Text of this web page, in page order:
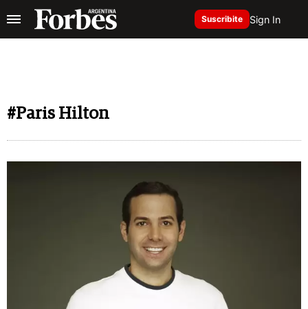
Suscribite Sign In
#Paris Hilton